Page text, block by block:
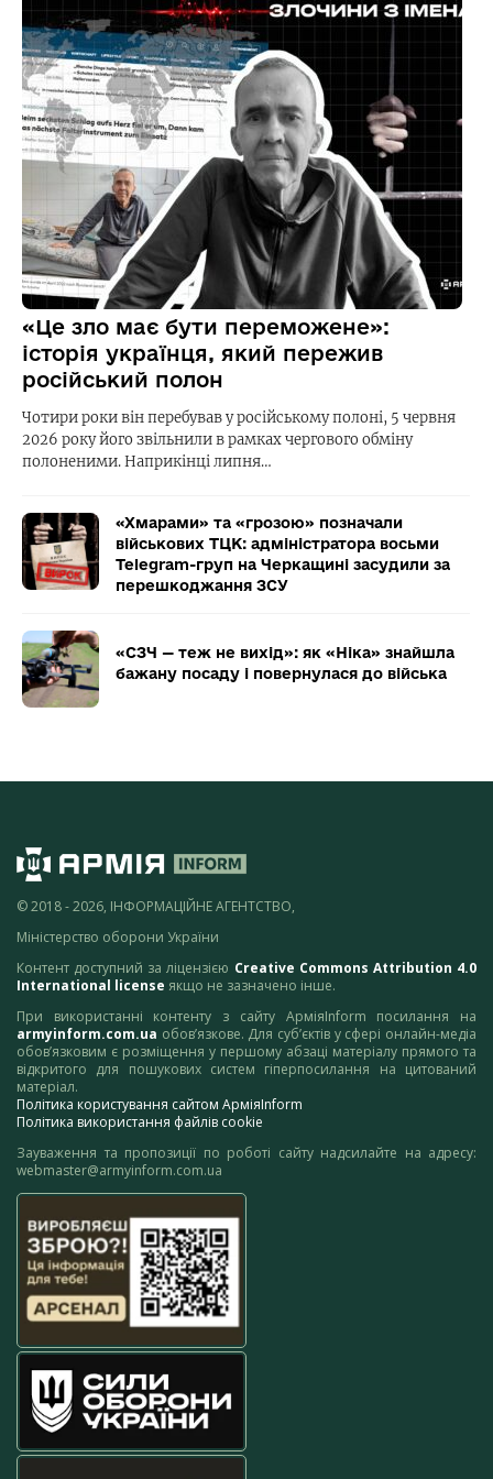
«Це зло має бути переможене»:
історія українця, який пережив
російський полон
Чотири роки він перебував у російському полоні, 5 червня
2026 року його звільнили в рамках чергового обміну
полоненими. Наприкінці липня…
«Хмарами» та «грозою» позначали
військових ТЦК: адміністратора восьми
Telegram-груп на Черкащині засудили за
перешкоджання ЗСУ
«СЗЧ — теж не вихід»: як «Ніка» знайшла
бажану посаду і повернулася до війська
© 2018 - 2026, ІНФОРМАЦІЙНЕ АГЕНТСТВО,
Міністерство оборони України
Контент доступний за ліцензією Creative Commons Attribution 4.0
International license якщо не зазначено інше.
При використанні контенту з сайту АрміяInform посилання на
armyinform.com.ua обов’язкове. Для суб’єктів у сфері онлайн-медіа
обов’язковим є розміщення у першому абзаці матеріалу прямого та
відкритого для пошукових систем гіперпосилання на цитований
матеріал.
Політика користування сайтом АрміяInform
Політика використання файлів cookie
Зауваження та пропозиції по роботі сайту надсилайте на адресу:
webmaster@armyinform.com.ua